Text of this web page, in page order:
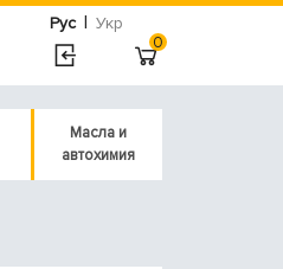
Рус | Укр
0
Масла и
автохимия